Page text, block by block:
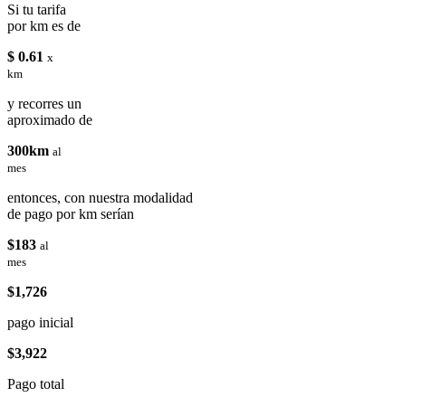
Si tu tarifa
por km es de
$ 0.61 x
km
y recorres un
aproximado de
300km al
mes
entonces, con nuestra modalidad
de pago por km serían
$183 al
mes
$1,726
pago inicial
$3,922
Pago total